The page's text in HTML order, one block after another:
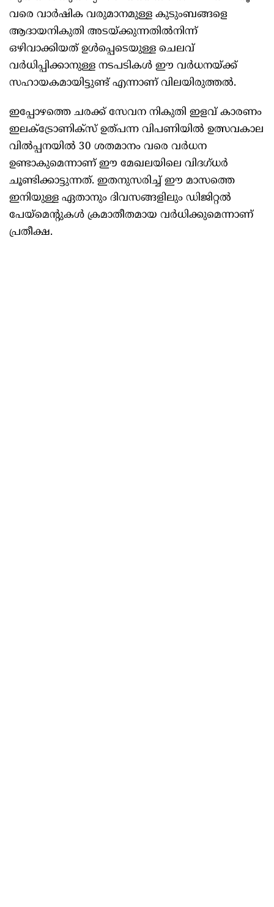
വരെ വാര്‍ഷിക വരുമാനമുള്ള കുടുംബങ്ങളെ
ആദായനികുതി അടയ്ക്കുന്നതില്‍നിന്ന്
ഒഴിവാക്കിയത് ഉള്‍പ്പെടെയുള്ള ചെലവ്
വര്‍ധിപ്പിക്കാനുള്ള നടപടികള്‍ ഈ വര്‍ധനയ്ക്ക്
സഹായകമായിട്ടുണ്ട് എന്നാണ് വിലയിരുത്തൽ.
ഇപ്പോഴത്തെ ചരക്ക് സേവന നികുതി ഇളവ് കാരണം
ഇലക്‌ട്രോണിക്സ് ഉത്പന്ന വിപണിയിൽ ഉത്സവകാല
വിൽപ്പനയിൽ 30 ശതമാനം വരെ വർധന
ഉണ്ടാകുമെന്നാണ് ഈ മേഖലയിലെ വിദഗ്ധർ
ചൂണ്ടിക്കാട്ടുന്നത്. ഇതനുസരിച്ച് ഈ മാസത്തെ
ഇനിയുള്ള ഏതാനും ദിവസങ്ങളിലും ഡിജിറ്റൽ
പേയ്മെന്‍റുകൾ ക്രമാതീതമായ വർധിക്കുമെന്നാണ്
പ്രതീക്ഷ.